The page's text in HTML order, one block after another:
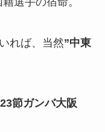
れば、当然”中東
節ガンバ大阪